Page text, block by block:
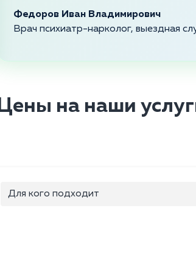
Федоров Иван Владимирович
Врач психиатр-нарколог, выездная
Цены на наши
Для кого подходит